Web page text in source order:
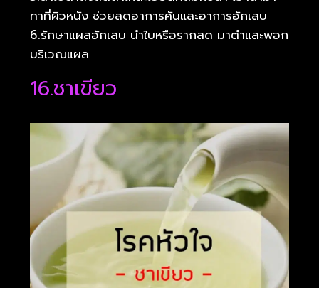
ทาที่ผิวหนัง ช่วยลดอาการคันและอาการอักเสบ
6.รักษาแผลอักเสบ นำใบหรือรากสด มาตำและพอก
บริเวณแผล
16.ชาเขียว